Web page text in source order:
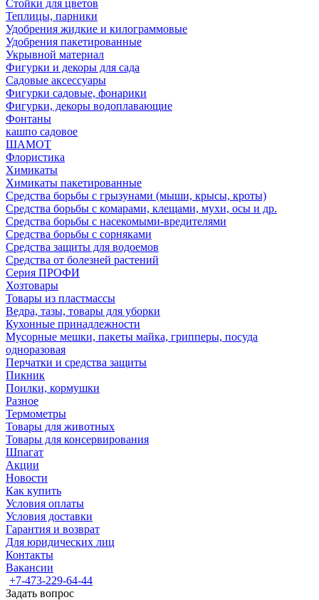
Стойки для цветов
Теплицы, парники
Удобрения жидкие и килограммовые
Удобрения пакетированные
Укрывной материал
Фигурки и декоры для сада
Садовые аксессуары
Фигурки садовые, фонарики
Фигурки, декоры водоплавающие
Фонтаны
кашпо садовое
ШАМОТ
Флористика
Химикаты
Химикаты пакетированные
Средства борьбы с грызунами (мыши, крысы, кроты)
Средства борьбы с комарами, клещами, мухи, осы и др.
Средства борьбы с насекомыми-вредителями
Средства борьбы с сорняками
Средства защиты для водоемов
Средства от болезней растений
Серия ПРОФИ
Хозтовары
Товары из пластмассы
Ведра, тазы, товары для уборки
Кухонные принадлежности
Мусорные мешки, пакеты майка, грипперы, посуда
одноразовая
Перчатки и средства защиты
Пикник
Поилки, кормушки
Разное
Термометры
Товары для животных
Товары для консервирования
Шпагат
Акции
Новости
Как купить
Условия оплаты
Условия доставки
Гарантия и возврат
Для юридических лиц
Контакты
Вакансии
+7-473-229-64-44
Задать вопрос